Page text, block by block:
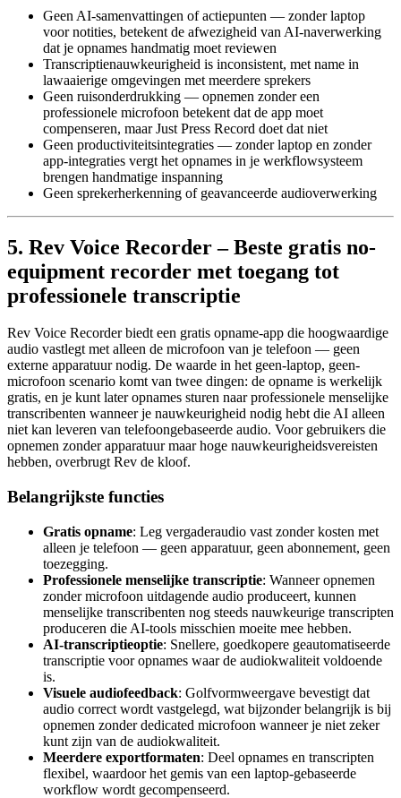
Geen AI-samenvattingen of actiepunten — zonder laptop
voor notities, betekent de afwezigheid van AI-naverwerking
dat je opnames handmatig moet reviewen
Transcriptienauwkeurigheid is inconsistent, met name in
lawaaierige omgevingen met meerdere sprekers
Geen ruisonderdrukking — opnemen zonder een
professionele microfoon betekent dat de app moet
compenseren, maar Just Press Record doet dat niet
Geen productiviteitsintegraties — zonder laptop en zonder
app-integraties vergt het opnames in je werkflowsysteem
brengen handmatige inspanning
Geen sprekerherkenning of geavanceerde audioverwerking
5. Rev Voice Recorder – Beste gratis no-
equipment recorder met toegang tot
professionele transcriptie
Rev Voice Recorder biedt een gratis opname-app die hoogwaardige
audio vastlegt met alleen de microfoon van je telefoon — geen
externe apparatuur nodig. De waarde in het geen-laptop, geen-
microfoon scenario komt van twee dingen: de opname is werkelijk
gratis, en je kunt later opnames sturen naar professionele menselijke
transcribenten wanneer je nauwkeurigheid nodig hebt die AI alleen
niet kan leveren van telefoongebaseerde audio. Voor gebruikers die
opnemen zonder apparatuur maar hoge nauwkeurigheidsvereisten
hebben, overbrugt Rev de kloof.
Belangrijkste functies
Gratis opname: Leg vergaderaudio vast zonder kosten met
alleen je telefoon — geen apparatuur, geen abonnement, geen
toezegging.
Professionele menselijke transcriptie: Wanneer opnemen
zonder microfoon uitdagende audio produceert, kunnen
menselijke transcribenten nog steeds nauwkeurige transcripten
produceren die AI-tools misschien moeite mee hebben.
AI-transcriptieoptie: Snellere, goedkopere geautomatiseerde
transcriptie voor opnames waar de audiokwaliteit voldoende
is.
Visuele audiofeedback: Golfvormweergave bevestigt dat
audio correct wordt vastgelegd, wat bijzonder belangrijk is bij
opnemen zonder dedicated microfoon wanneer je niet zeker
kunt zijn van de audiokwaliteit.
Meerdere exportformaten: Deel opnames en transcripten
flexibel, waardoor het gemis van een laptop-gebaseerde
workflow wordt gecompenseerd.